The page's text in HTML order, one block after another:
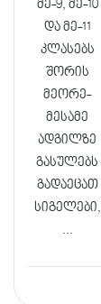
მე-9, მე-10
და მე-11
კლასებს
შორის
მეორე-
მესამე
ადგილზე
გასულებს
გადაეცათ
სიგელები,
…